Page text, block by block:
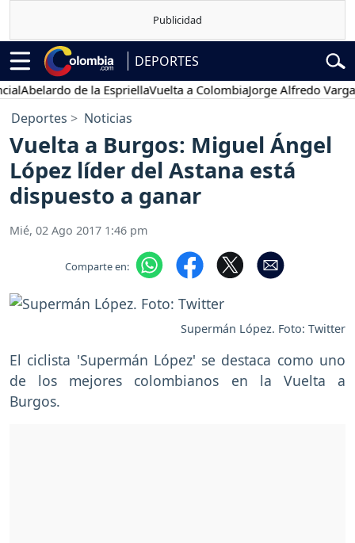
DEPORTES
de la EspriellaVuelta a ColombiaJorge Alfredo Vargas
Deportes Noticias
Vuelta a Burgos: Miguel Ángel
López líder del Astana está
dispuesto a ganar
Mié, 02 Ago 2017 1:46 pm
Comparte en:
Supermán López. Foto: Twitter
El ciclista 'Supermán López' se destaca como uno
de los mejores colombianos en la Vuelta a
Burgos.